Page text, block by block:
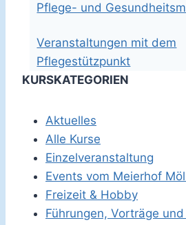
Pflege- und
Veranstaltungen mit dem
Pflegestützpunkt
KURSKATEGORIEN
Aktuelles
Alle Kurse
Einzelveranstaltung
Events vom Meierhof
Freizeit & Hobby
Führungen, Vorträge